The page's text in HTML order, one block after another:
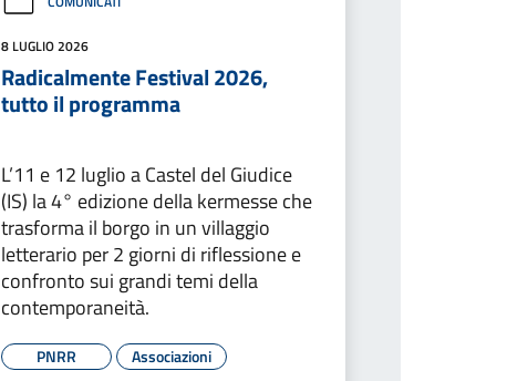
8 LUGLIO 2026
Radicalmente Festival 2026,
tutto il programma
L’11 e 12 luglio a Castel del Giudice
(IS) la 4° edizione della kermesse che
trasforma il borgo in un villaggio
letterario per 2 giorni di riflessione e
confronto sui grandi temi della
contemporaneità.
PNRR
Associazioni